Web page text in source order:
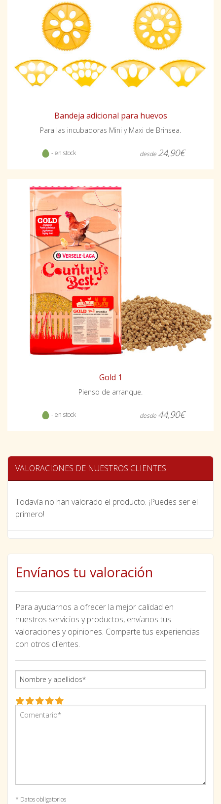
Bandeja adicional para huevos
Para las incubadoras Mini y Maxi de Brinsea.
- en stock desde 24,90€
Gold 1
Pienso de arranque.
- en stock desde 44,90€
VALORACIONES DE NUESTROS CLIENTES
Todavía no han valorado el producto. ¡Puedes ser el
primero!
Envíanos tu valoración
Para ayudarnos a ofrecer la mejor calidad en
nuestros servicios y productos, envíanos tus
valoraciones y opiniones. Comparte tus experiencias
con otros clientes.
* Datos obligatorios